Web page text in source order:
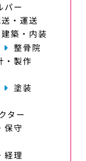
パー
・運送
築・内装
整骨院
・製作
塗装
ター
保守
経理